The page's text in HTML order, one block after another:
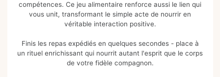
compétences. Ce jeu alimentaire renforce aussi le lien qui
vous unit, transformant le simple acte de nourrir en
véritable interaction positive.
Finis les repas expédiés en quelques secondes - place à
un rituel enrichissant qui nourrit autant l'esprit que le corps
de votre fidèle compagnon.